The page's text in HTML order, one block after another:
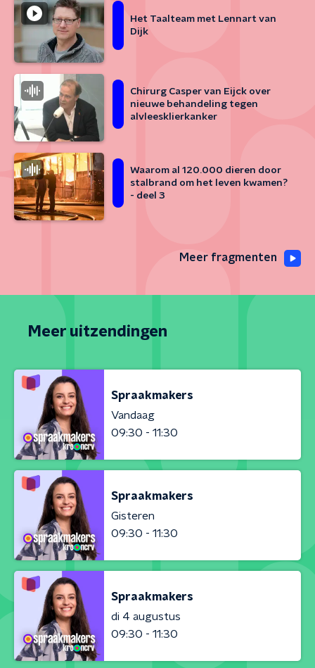
Het Taalteam met Lennart van
Dijk
Chirurg Casper van Eijck over
nieuwe behandeling tegen
alvleesklierkanker
Waarom al 120.000 dieren door
stalbrand om het leven kwamen?
- deel 3
Meer fragmenten
Meer uitzendingen
Spraakmakers
Vandaag
09:30 - 11:30
Spraakmakers
Gisteren
09:30 - 11:30
Spraakmakers
di 4 augustus
09:30 - 11:30